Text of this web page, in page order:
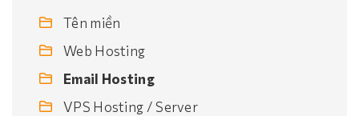
Tên miền
Web Hosting
Email Hosting
VPS Hosting / Server